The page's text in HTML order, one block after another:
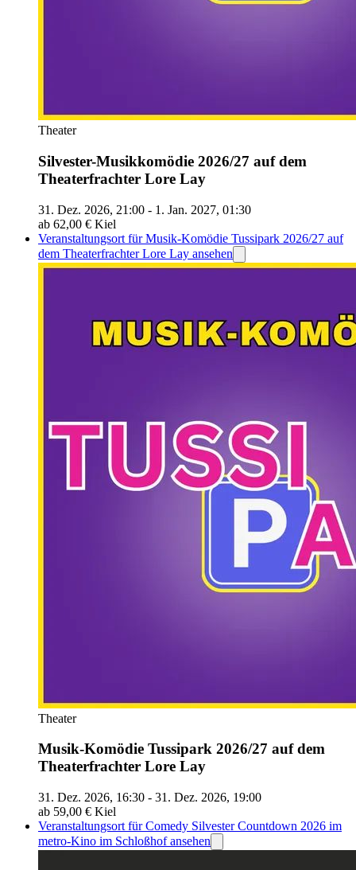
Theater
Silvester-Musikkomödie 2026/27 auf dem
Theaterfrachter Lore Lay
31. Dez. 2026, 21:00 - 1. Jan. 2027, 01:30
ab 62,00 € Kiel
Veranstaltungsort für Musik-Komödie Tussipark 2026/27 auf
dem Theaterfrachter Lore Lay ansehen
Theater
Musik-Komödie Tussipark 2026/27 auf dem
Theaterfrachter Lore Lay
31. Dez. 2026, 16:30 - 31. Dez. 2026, 19:00
ab 59,00 € Kiel
Veranstaltungsort für Comedy Silvester Countdown 2026 im
metro-Kino im Schloßhof ansehen